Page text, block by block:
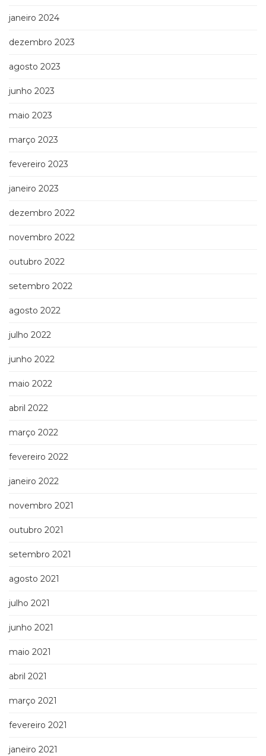
janeiro 2024
dezembro 2023
agosto 2023
junho 2023
maio 2023
março 2023
fevereiro 2023
janeiro 2023
dezembro 2022
novembro 2022
outubro 2022
setembro 2022
agosto 2022
julho 2022
junho 2022
maio 2022
abril 2022
março 2022
fevereiro 2022
janeiro 2022
novembro 2021
outubro 2021
setembro 2021
agosto 2021
julho 2021
junho 2021
maio 2021
abril 2021
março 2021
fevereiro 2021
janeiro 2021